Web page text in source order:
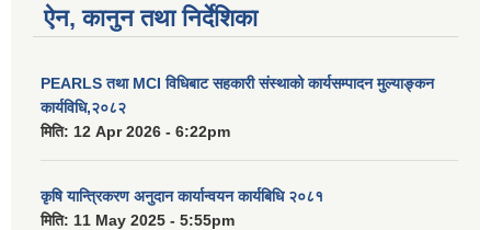
ऐन, कानुन तथा निर्देशिका
PEARLS तथा MCI विधिबाट सहकारी संस्थाको कार्यसम्पादन मुल्याङ्कन
कार्यविधि,२०८२
मिति: 12 Apr 2026 - 6:22pm
कृषि यान्त्रिकरण अनुदान कार्यान्वयन कार्यबिधि २०८१
मिति: 11 May 2025 - 5:55pm